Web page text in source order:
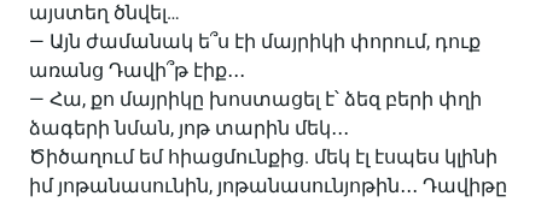
այստեղ ծնվել…
— Այն ժամանակ ե՞ս էի մայրիկի փորում, դուք
առանց Դավի՞թ էիք․․․
— Հա, քո մայրիկը խոստացել է՝ ձեզ բերի փղի
ձագերի նման, յոթ տարին մեկ․․․
Ծիծաղում եմ հիացմունքից. մեկ էլ էսպես կլինի
իմ յոթանասունին, յոթանասունյոթին․․․ Դավիթը